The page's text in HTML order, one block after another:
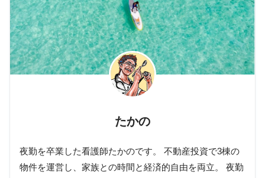
たかの
夜勤を卒業した看護師たかのです。 不動産投資で3棟の
物件を運営し、家族との時間と経済的自由を両立。 夜勤